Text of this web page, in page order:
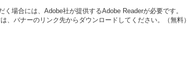
く場合には、Adobe社が提供するAdobe Readerが必要です。
、バナーのリンク先からダウンロードしてください。（無料）